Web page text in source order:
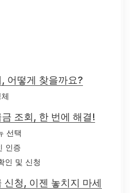
어떻게 찾을까요?
조회, 한 번에 해결!
선택
인증
인 및 신청
신청, 이젠 놓치지 마세